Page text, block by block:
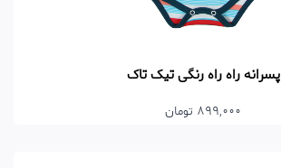
پسرانه راه راه رنگی تیک تاک
899,000 تومان